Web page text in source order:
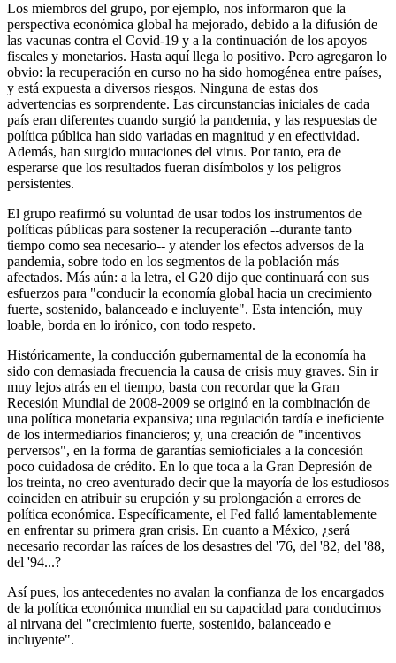
Los miembros del grupo, por ejemplo, nos informaron que la
perspectiva económica global ha mejorado, debido a la difusión de
las vacunas contra el Covid-19 y a la continuación de los apoyos
fiscales y monetarios. Hasta aquí llega lo positivo. Pero agregaron lo
obvio: la recuperación en curso no ha sido homogénea entre países,
y está expuesta a diversos riesgos. Ninguna de estas dos
advertencias es sorprendente. Las circunstancias iniciales de cada
país eran diferentes cuando surgió la pandemia, y las respuestas de
política pública han sido variadas en magnitud y en efectividad.
Además, han surgido mutaciones del virus. Por tanto, era de
esperarse que los resultados fueran disímbolos y los peligros
persistentes.
El grupo reafirmó su voluntad de usar todos los instrumentos de
políticas públicas para sostener la recuperación --durante tanto
tiempo como sea necesario-- y atender los efectos adversos de la
pandemia, sobre todo en los segmentos de la población más
afectados. Más aún: a la letra, el G20 dijo que continuará con sus
esfuerzos para "conducir la economía global hacia un crecimiento
fuerte, sostenido, balanceado e incluyente". Esta intención, muy
loable, borda en lo irónico, con todo respeto.
Históricamente, la conducción gubernamental de la economía ha
sido con demasiada frecuencia la causa de crisis muy graves. Sin ir
muy lejos atrás en el tiempo, basta con recordar que la Gran
Recesión Mundial de 2008-2009 se originó en la combinación de
una política monetaria expansiva; una regulación tardía e ineficiente
de los intermediarios financieros; y, una creación de "incentivos
perversos", en la forma de garantías semioficiales a la concesión
poco cuidadosa de crédito. En lo que toca a la Gran Depresión de
los treinta, no creo aventurado decir que la mayoría de los estudiosos
coinciden en atribuir su erupción y su prolongación a errores de
política económica. Específicamente, el Fed falló lamentablemente
en enfrentar su primera gran crisis. En cuanto a México, ¿será
necesario recordar las raíces de los desastres del '76, del '82, del '88,
del '94...?
Así pues, los antecedentes no avalan la confianza de los encargados
de la política económica mundial en su capacidad para conducirnos
al nirvana del "crecimiento fuerte, sostenido, balanceado e
incluyente".